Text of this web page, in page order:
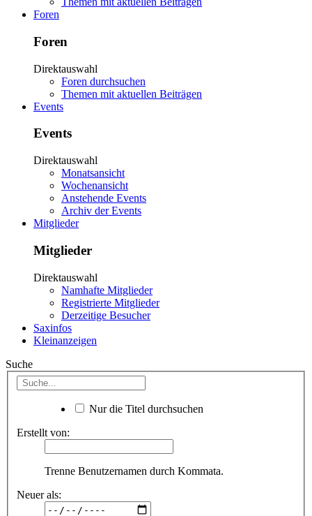
Foren
Foren
Direktauswahl
Foren durchsuchen
Themen mit aktuellen Beiträgen
Events
Events
Direktauswahl
Monatsansicht
Wochenansicht
Anstehende Events
Archiv der Events
Mitglieder
Mitglieder
Direktauswahl
Namhafte Mitglieder
Registrierte Mitglieder
Derzeitige Besucher
Saxinfos
Kleinanzeigen
Suche
Nur die Titel durchsuchen
Erstellt von:
Trenne Benutzernamen durch Kommata.
Neuer als: